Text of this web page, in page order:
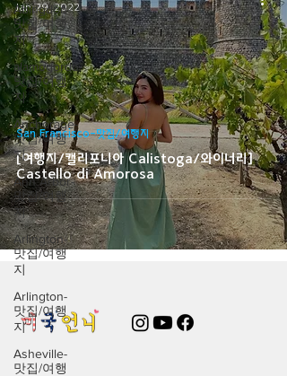
Abingdon-
맛집/여행
지
alamogordo-
맛집/여행
지
Anchorage-
맛집/여행
지
Ann Arbor-
맛집/여행
지
Arlington-
맛집/여행
지
Arlington-
맛집/여행
지
Asheville-
맛집/여행
[여행지/캘리포니아 Calistoga/와이너리]
Castello di Amorosa
San Francisco-맛집/여행지
Jan 29, 2022